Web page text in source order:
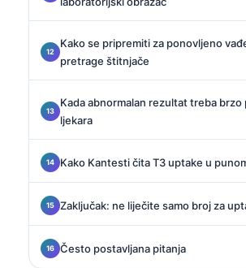
Kako se pripremiti za ponovljeno
pretrage štitnjače
Kada abnormalan rezultat treba
ljekara
Kako Kantesti čita T3 uptake u
Zaključak: ne liječite samo broj za
Često postavljana pitanja